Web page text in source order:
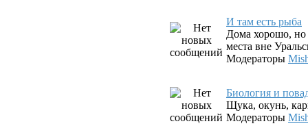
И там есть рыба
Дома хорошо, но
места вне
Модераторы
Биология и
Щука, окунь,
Модераторы